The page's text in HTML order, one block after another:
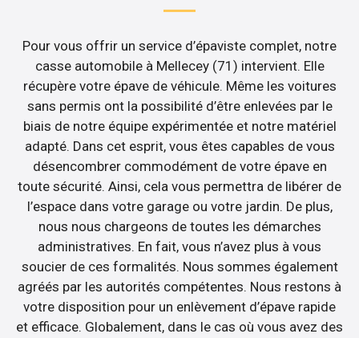
Pour vous offrir un service d’épaviste complet, notre
casse automobile à Mellecey (71) intervient. Elle
récupère votre épave de véhicule. Même les voitures
sans permis ont la possibilité d’être enlevées par le
biais de notre équipe expérimentée et notre matériel
adapté. Dans cet esprit, vous êtes capables de vous
désencombrer commodément de votre épave en
toute sécurité. Ainsi, cela vous permettra de libérer de
l’espace dans votre garage ou votre jardin. De plus,
nous nous chargeons de toutes les démarches
administratives. En fait, vous n’avez plus à vous
soucier de ces formalités. Nous sommes également
agréés par les autorités compétentes. Nous restons à
votre disposition pour un enlèvement d’épave rapide
et efficace. Globalement, dans le cas où vous avez des